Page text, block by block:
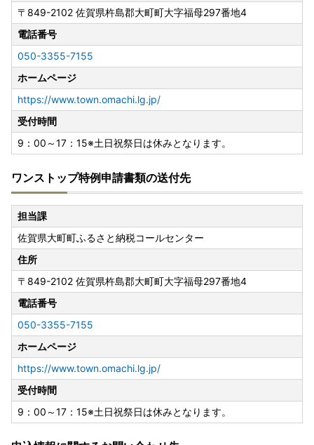
〒849-2102 佐賀県杵島郡大町町大字福母297番地4
電話番号
050-3355-7155
ホームページ
https://www.town.omachi.lg.jp/
受付時間
9：00～17：15※土日祝祭日は休みとなります。
ワンストップ特例申請書類の送付先
担当課
佐賀県大町町ふるさと納税コールセンター
住所
〒849-2102 佐賀県杵島郡大町町大字福母297番地4
電話番号
050-3355-7155
ホームページ
https://www.town.omachi.lg.jp/
受付時間
9：00～17：15※土日祝祭日は休みとなります。